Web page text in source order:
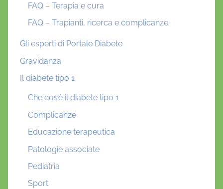
FAQ – Terapia e cura
FAQ – Trapianti, ricerca e complicanze
Gli esperti di Portale Diabete
Gravidanza
Il diabete tipo 1
Che cos’è il diabete tipo 1
Complicanze
Educazione terapeutica
Patologie associate
Pediatria
Sport